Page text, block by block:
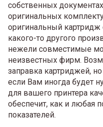
собственных
оригинальных
оригинальный картридж
какого-то другого
нежели совместимые
неизвестных фирм.
заправка картриджей,
если Вам иногда будет
для вашего принтера
обеспечит, как и любая
показателей.